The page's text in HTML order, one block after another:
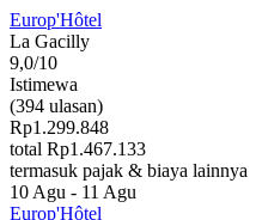
Europ'Hôtel
La Gacilly
9,0/10
Istimewa
(394 ulasan)
Rp1.299.848
total Rp1.467.133
termasuk pajak & biaya lainnya
10 Agu - 11 Agu
Europ'Hôtel